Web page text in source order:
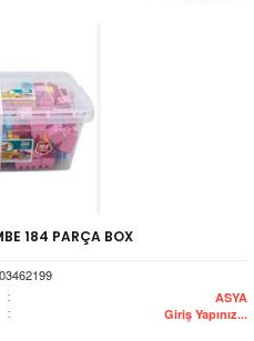
184 PARÇA BOX
: ASYA
: Giriş Yapınız...